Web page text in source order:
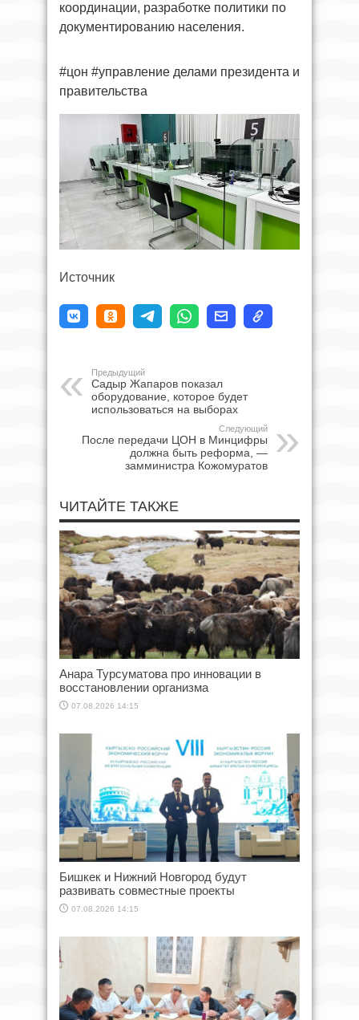
координации, разработке политики по
документированию населения.
#цон #управление делами президента и
правительства
Источник
Предыдущий
Садыр Жапаров показал
оборудование, которое будет
использоваться на выборах
Следующий
После передачи ЦОН в Минцифры
должна быть реформа, —
замминистра Кожомуратов
ЧИТАЙТЕ ТАКЖЕ
Анара Турсуматова про инновации в
восстановлении организма
07.08.2026 14:15
Бишкек и Нижний Новгород будут
развивать совместные проекты
07.08.2026 14:15